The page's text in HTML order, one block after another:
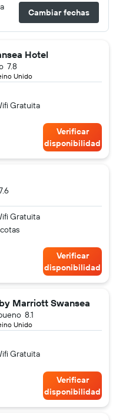
Cambiar fechas
Hotel
Unido
7.8
Gratuita
Verificar
disponibilidad
Gratuita
Verificar
disponibilidad
Marriott Swansea
Unido
8.1
Gratuita
Verificar
disponibilidad